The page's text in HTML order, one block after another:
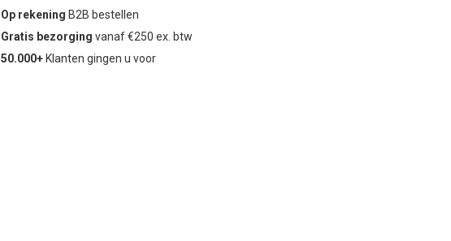
Op rekening B2B bestellen
Gratis bezorging vanaf €250 ex. btw
50.000+ Klanten gingen u voor